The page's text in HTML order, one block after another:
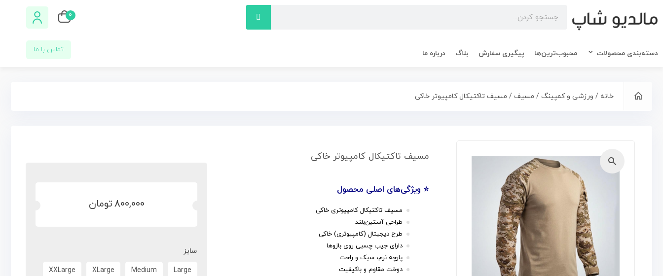
0
دسته‌بندی محصولات محبوب‌ترین‌ها پیگیری سفارش بلاگ درباره ما تماس با ما
خانه / ورزشی و کمپینگ / مسیف / مسیف تاکتیکال کامپیوتر خاکی
مسیف تاکتیکال کامپیوتر خاکی
⭐ ویژگی‌های اصلی محصول
مسیف تاکتیکال کامپیوتری خاکی
طراحی آستین‌بلند
طرح دیجیتال (کامپیوتری) خاکی
دارای جیب چسبی روی بازوها
پارچه نرم، سبک و راحت
دوخت مقاوم و باکیفیت
800,000تومان
سایز
Large
Medium
XLarge
XXLarge